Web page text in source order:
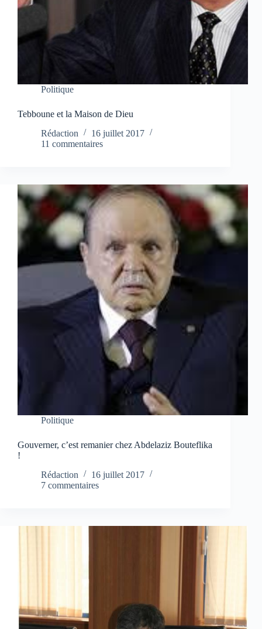
Politique
Tebboune et la Maison de Dieu
Rédaction
16 juillet 2017
11 commentaires
Politique
Gouverner, c’est remanier chez Abdelaziz Bouteflika
!
Rédaction
16 juillet 2017
7 commentaires